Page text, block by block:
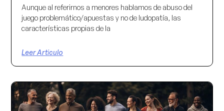
Aunque al referirnos a menores hablamos de abuso del
juego problemático/apuestas y no de ludopatía, las
características propias de la
Leer Articulo